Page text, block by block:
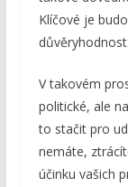
Klíčové je
důvěryhodnost.
V takovém
politické, ale
to stačit pro
nemáte,
účinku vašich